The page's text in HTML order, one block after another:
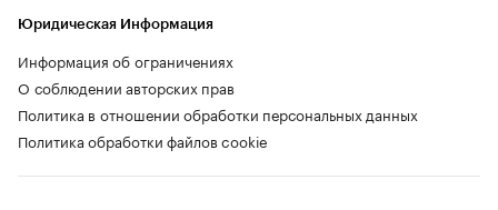
Юридическая Информация
Информация об ограничениях
О соблюдении авторских прав
Политика в отношении обработки персональных данных
Политика обработки файлов cookie